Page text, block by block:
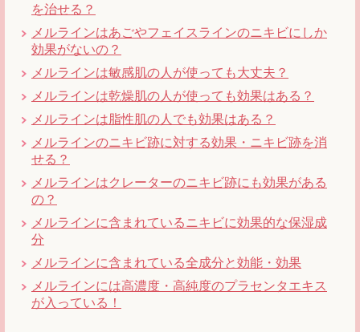
を治せる？
メルラインはあごやフェイスラインのニキビにしか
効果がないの？
メルラインは敏感肌の人が使っても大丈夫？
メルラインは乾燥肌の人が使っても効果はある？
メルラインは脂性肌の人でも効果はある？
メルラインのニキビ跡に対する効果・ニキビ跡を消
せる？
メルラインはクレーターのニキビ跡にも効果がある
の？
メルラインに含まれているニキビに効果的な保湿成
分
メルラインに含まれている全成分と効能・効果
メルラインには高濃度・高純度のプラセンタエキス
が入っている！